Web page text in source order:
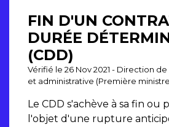
FIN D'UN
DURÉE
(CDD)
Vérifié le 26 Nov 2021 - Direction
et administrative (Première
Le CDD s'achève à sa fin ou
l'objet d'une rupture